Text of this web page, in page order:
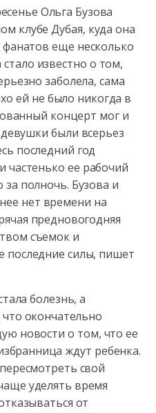
Ольга Бузова
клубе Дубая, куда она
еще несколько
известно о том,
заболела, сама
ей не было никогда в
концерт мог и
были всерьез
последний год
частенько ее рабочий
за полночь. Бузова и
нет времени на
предновогодняя
съемок и
последние силы, пишет
болезнь, а
окончательно
новости о том, что ее
ждут ребенка.
свой
уделять время
от